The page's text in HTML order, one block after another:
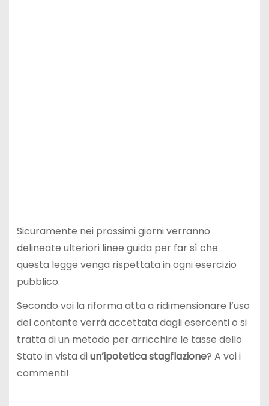
Sicuramente nei prossimi giorni verranno
delineate ulteriori linee guida per far sì che
questa legge venga rispettata in ogni esercizio
pubblico.
Secondo voi la riforma atta a ridimensionare l’uso
del contante verrà accettata dagli esercenti o si
tratta di un metodo per arricchire le tasse dello
Stato in vista diun’ipotetica stagflazione? A voi i
commenti!